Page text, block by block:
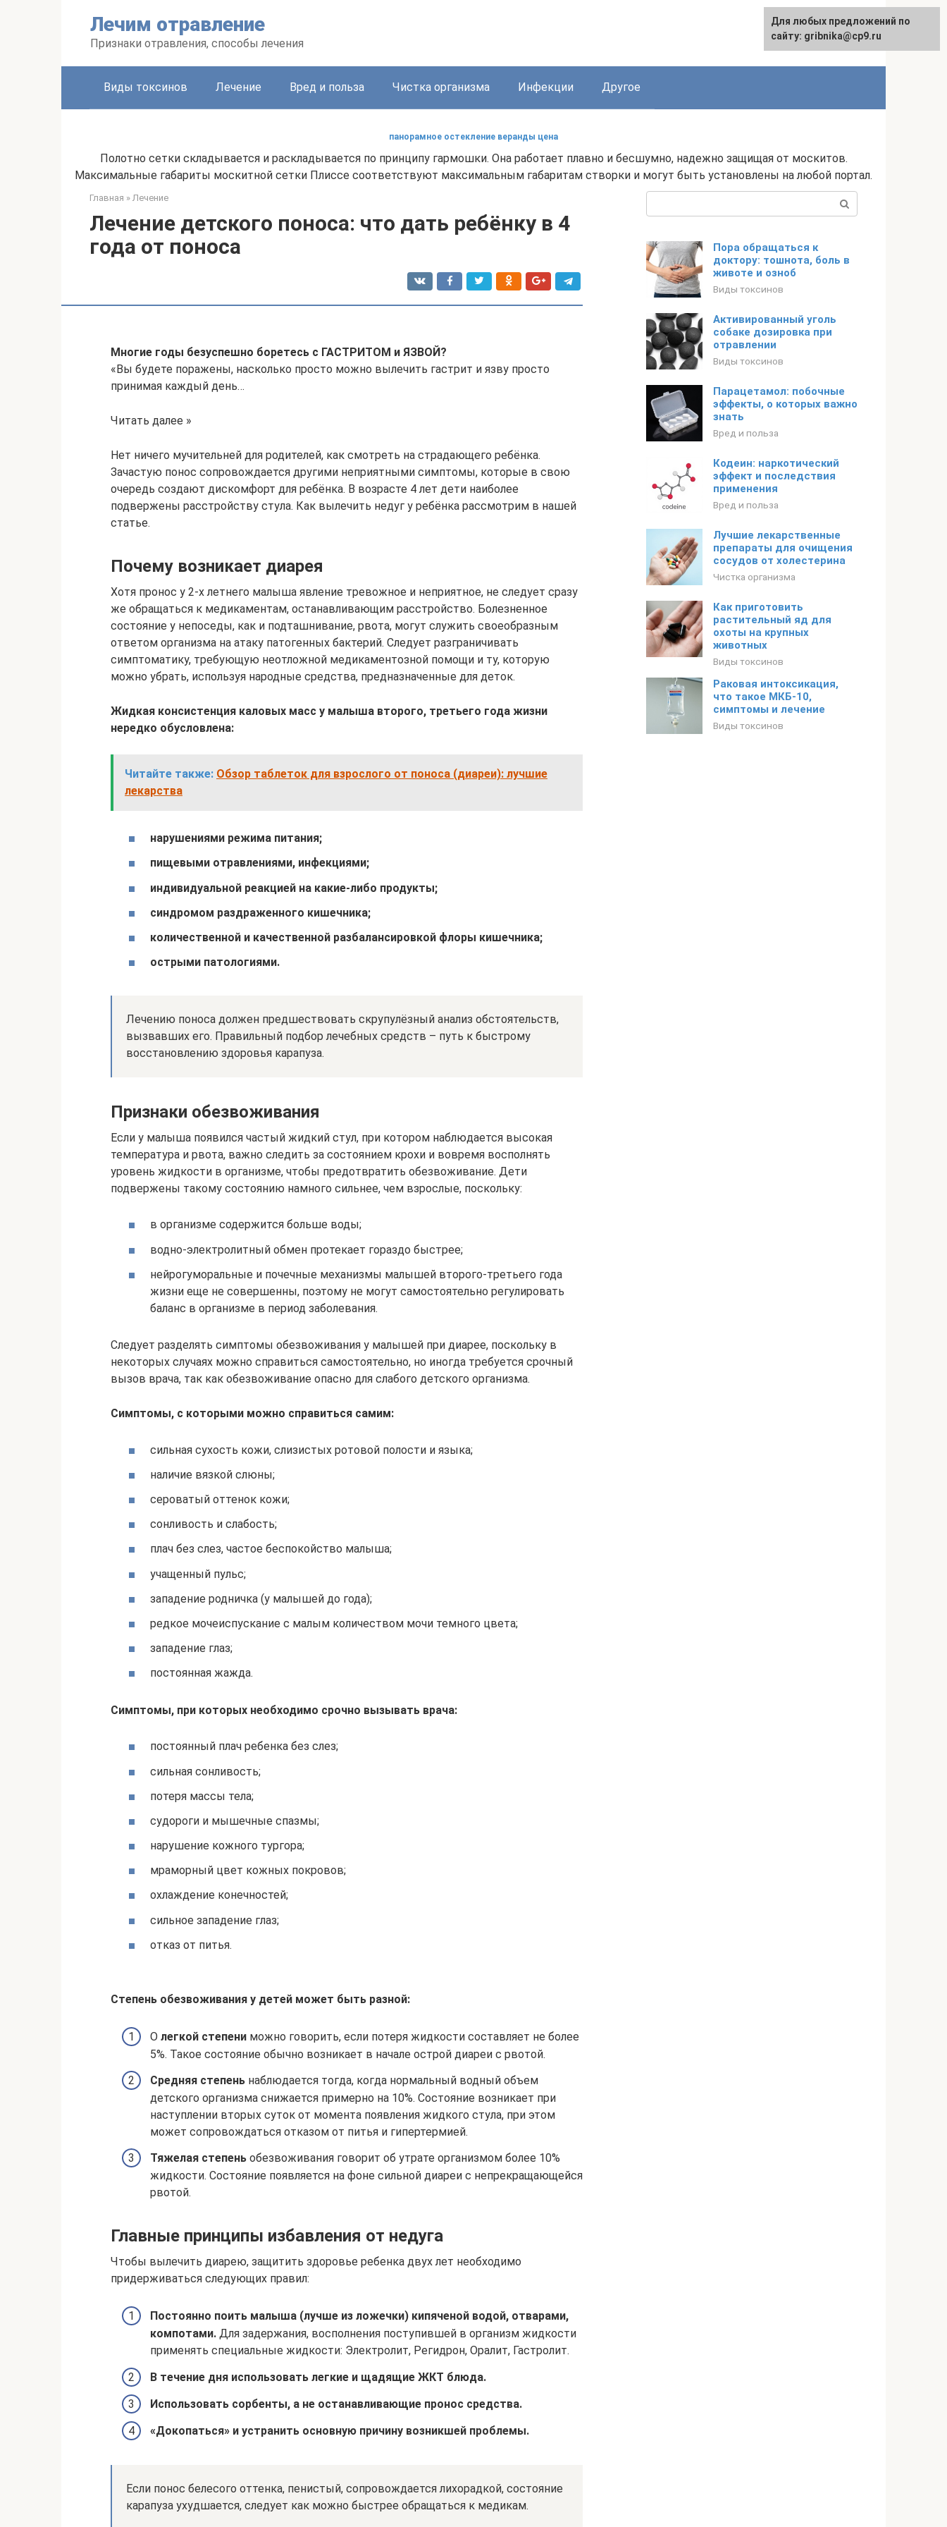
Лечим отравление
Признаки отравления, способы лечения
English
Виды токсинов Лечение Вред и польза Чистка организма Инфекции Другое
панорамное остекление веранды цена
Полотно сетки складывается и раскладывается по принципу гармошки. Она работает плавно и бесшумно, надежно защищая от москитов.
Максимальные габариты москитной сетки Плиссе соответствуют максимальным габаритам створки и могут быть установлены на любой портал.
Главная » Лечение
Лечение детского поноса: что дать ребёнку в 4
года от поноса
Многие годы безуспешно боретесь с ГАСТРИТОМ и ЯЗВОЙ?
«Вы будете поражены, насколько просто можно вылечить гастрит и язву просто
принимая каждый день…
Читать далее »
Нет ничего мучительней для родителей, как смотреть на страдающего ребёнка.
Зачастую понос сопровождается другими неприятными симптомы, которые в свою
очередь создают дискомфорт для ребёнка. В возрасте 4 лет дети наиболее
подвержены расстройству стула. Как вылечить недуг у ребёнка рассмотрим в нашей
статье.
Почему возникает диарея
Хотя пронос у 2-х летнего малыша явление тревожное и неприятное, не следует сразу
же обращаться к медикаментам, останавливающим расстройство. Болезненное
состояние у непоседы, как и подташнивание, рвота, могут служить своеобразным
ответом организма на атаку патогенных бактерий. Следует разграничивать
симптоматику, требующую неотложной медикаментозной помощи и ту, которую
можно убрать, используя народные средства, предназначенные для деток.
Жидкая консистенция каловых масс у малыша второго, третьего года жизни
нередко обусловлена:
Читайте также: Обзор таблеток для взрослого от поноса (диареи): лучшие
лекарства
нарушениями режима питания;
пищевыми отравлениями, инфекциями;
индивидуальной реакцией на какие-либо продукты;
синдромом раздраженного кишечника;
количественной и качественной разбалансировкой флоры кишечника;
острыми патологиями.
Лечению поноса должен предшествовать скрупулёзный анализ обстоятельств,
вызвавших его. Правильный подбор лечебных средств – путь к быстрому
восстановлению здоровья карапуза.
Признаки обезвоживания
Если у малыша появился частый жидкий стул, при котором наблюдается высокая
температура и рвота, важно следить за состоянием крохи и вовремя восполнять
уровень жидкости в организме, чтобы предотвратить обезвоживание. Дети
подвержены такому состоянию намного сильнее, чем взрослые, поскольку:
в организме содержится больше воды;
водно-электролитный обмен протекает гораздо быстрее;
нейрогуморальные и почечные механизмы малышей второго-третьего года
жизни еще не совершенны, поэтому не могут самостоятельно регулировать
баланс в организме в период заболевания.
Следует разделять симптомы обезвоживания у малышей при диарее, поскольку в
некоторых случаях можно справиться самостоятельно, но иногда требуется срочный
вызов врача, так как обезвоживание опасно для слабого детского организма.
Симптомы, с которыми можно справиться самим:
сильная сухость кожи, слизистых ротовой полости и языка;
наличие вязкой слюны;
сероватый оттенок кожи;
сонливость и слабость;
плач без слез, частое беспокойство малыша;
учащенный пульс;
западение родничка (у малышей до года);
редкое мочеиспускание с малым количеством мочи темного цвета;
западение глаз;
постоянная жажда.
Симптомы, при которых необходимо срочно вызывать врача:
постоянный плач ребенка без слез;
сильная сонливость;
потеря массы тела;
судороги и мышечные спазмы;
нарушение кожного тургора;
мраморный цвет кожных покровов;
охлаждение конечностей;
сильное западение глаз;
отказ от питья.
Степень обезвоживания у детей может быть разной:
О легкой степени можно говорить, если потеря жидкости составляет не более
5%. Такое состояние обычно возникает в начале острой диареи с рвотой.
Средняя степень наблюдается тогда, когда нормальный водный объем
детского организма снижается примерно на 10%. Состояние возникает при
наступлении вторых суток от момента появления жидкого стула, при этом
может сопровождаться отказом от питья и гипертермией.
Тяжелая степень обезвоживания говорит об утрате организмом более 10%
жидкости. Состояние появляется на фоне сильной диареи с непрекращающейся
рвотой.
Главные принципы избавления от недуга
Чтобы вылечить диарею, защитить здоровье ребенка двух лет необходимо
придерживаться следующих правил:
Постоянно поить малыша (лучше из ложечки) кипяченой водой, отварами,
компотами. Для задержания, восполнения поступившей в организм жидкости
применять специальные жидкости: Электролит, Регидрон, Оралит, Гастролит.
В течение дня использовать легкие и щадящие ЖКТ блюда.
Использовать сорбенты, а не останавливающие пронос средства.
«Докопаться» и устранить основную причину возникшей проблемы.
Если понос белесого оттенка, пенистый, сопровождается лихорадкой, состояние
карапуза ухудшается, следует как можно быстрее обращаться к медикам.
Пора обращаться к
доктору: тошнота, боль в
животе и озноб
Виды токсинов
Активированный уголь
собаке дозировка при
отравлении
Виды токсинов
Парацетамол: побочные
эффекты, о которых важно
знать
Вред и польза
Кодеин: наркотический
эффект и последствия
применения
Вред и польза
Лучшие лекарственные
препараты для очищения
сосудов от холестерина
Чистка организма
Как приготовить
растительный яд для
охоты на крупных
животных
Виды токсинов
Раковая интоксикация,
что такое МКБ-10,
симптомы и лечение
Виды токсинов
Для любых предложений по
сайту: gribnika@cp9.ru